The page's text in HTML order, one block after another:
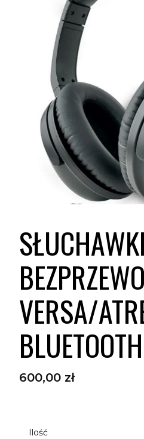
SŁUCHAWKI
VERSA/
BLUETOOTH
Cena
600,00 zł
Ilość